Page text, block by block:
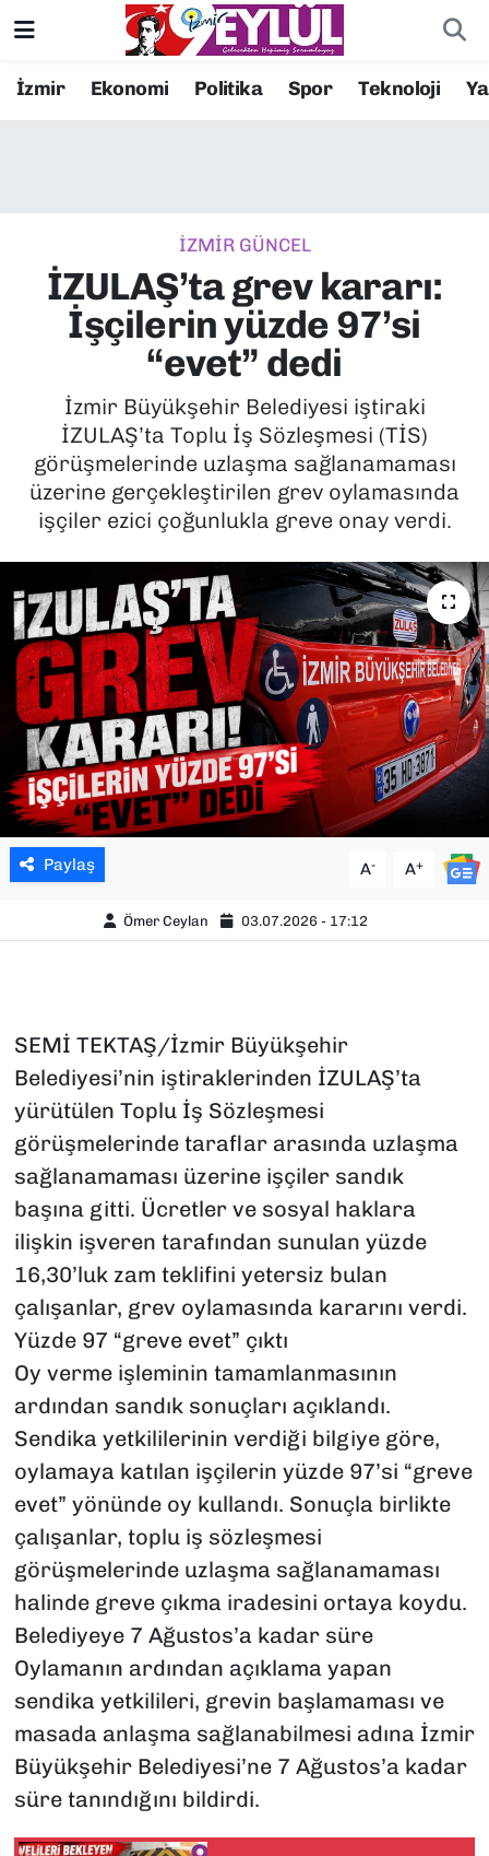
İzmir Ekonomi Politika Spor Teknoloji
İZMİR GÜNCEL
İZULAŞ’ta grev kararı:
İşçilerin yüzde 97’si
“evet” dedi
İzmir Büyükşehir Belediyesi iştiraki
İZULAŞ’ta Toplu İş Sözleşmesi (TİS)
görüşmelerinde uzlaşma sağlanamaması
üzerine gerçekleştirilen grev oylamasında
işçiler ezici çoğunlukla greve onay verdi.
Paylaş A- A+
Ömer Ceylan 03.07.2026 - 17:12
SEMİ TEKTAŞ/İzmir Büyükşehir
Belediyesi’nin iştiraklerinden İZULAŞ’ta
yürütülen Toplu İş Sözleşmesi
görüşmelerinde taraflar arasında uzlaşma
sağlanamaması üzerine işçiler sandık
başına gitti. Ücretler ve sosyal haklara
ilişkin işveren tarafından sunulan yüzde
16,30’luk zam teklifini yetersiz bulan
çalışanlar, grev oylamasında kararını verdi.
Yüzde 97 “greve evet” çıktı
Oy verme işleminin tamamlanmasının
ardından sandık sonuçları açıklandı.
Sendika yetkililerinin verdiği bilgiye göre,
oylamaya katılan işçilerin yüzde 97’si “greve
evet” yönünde oy kullandı. Sonuçla birlikte
çalışanlar, toplu iş sözleşmesi
görüşmelerinde uzlaşma sağlanamaması
halinde greve çıkma iradesini ortaya koydu.
Belediyeye 7 Ağustos’a kadar süre
Oylamanın ardından açıklama yapan
sendika yetkilileri, grevin başlamaması ve
masada anlaşma sağlanabilmesi adına İzmir
Büyükşehir Belediyesi’ne 7 Ağustos’a kadar
süre tanındığını bildirdi.
Resmi İlanlar
EKONOMİ
KÜLTÜR SANAT
MAGAZİN
POLİTİKA
SAĞLIK
SPOR
TEKNOLOJİ
YAŞAM
YEREL YÖNETİMLER
Konak Nöbetçi Eczaneler
Süper Lig Puan Durumu ve Fikstür
Tüm Manşetler
Son Dakika Haberleri
Haber Arşivi